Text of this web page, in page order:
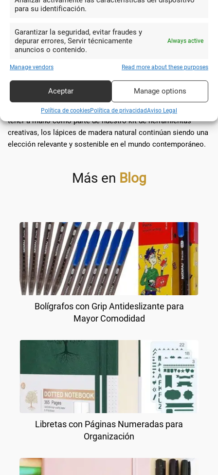
para su identificación.
Garantizar la seguridad, evitar fraudes y
depurar errores, Servir técnicamente
anuncios o contenido.
Always active
Manage vendors Read more about these purposes
Aceptar Manage options
Política de cookiesPolítica de privacidadAviso Legal
añade un carácter único a cada pieza. Esto se convierte en un
profesionales del arte y el diseño.
Aunque vivimos en una época dominada por la tecnología
digital, el lápiz de madera se mantiene como un testimonio de
clásico nunca pasa de moda.
Por lo tanto, ya sea para escribir, dibujar o simplemente para
tener a mano como parte de nuestro kit de herramientas
creativas, los lápices de madera natural continúan siendo una
elección relevante y sostenible en el mundo contemporáneo.
Más en Blog
Bolígrafos con Grip Antideslizante para
Mayor Comodidad
Libretas con Páginas Numeradas para
Organización